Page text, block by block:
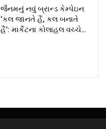
જૈનમનું નવું બ્રાન્ડ કેમ્પેઇન
‘કલ જાનતે હૈં, કલ બનાતે
હૈં’: માર્કેટના કોલાહલ વચ્ચે…